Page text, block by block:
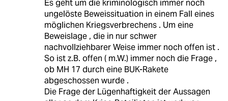
Es geht um die kriminologisch immer noch
ungelöste Beweissituation in einem Fall eines
möglichen Kriegsverbrechens . Um eine
Beweislage , die in nur schwer
nachvollziehbarer Weise immer noch offen ist .
So ist z.B. offen ( m.W.) immer noch die Frage ,
ob MH 17 durch eine BUK-Rakete
abgeschossen wurde .
Die Frage der Lügenhaftigkeit der Aussagen